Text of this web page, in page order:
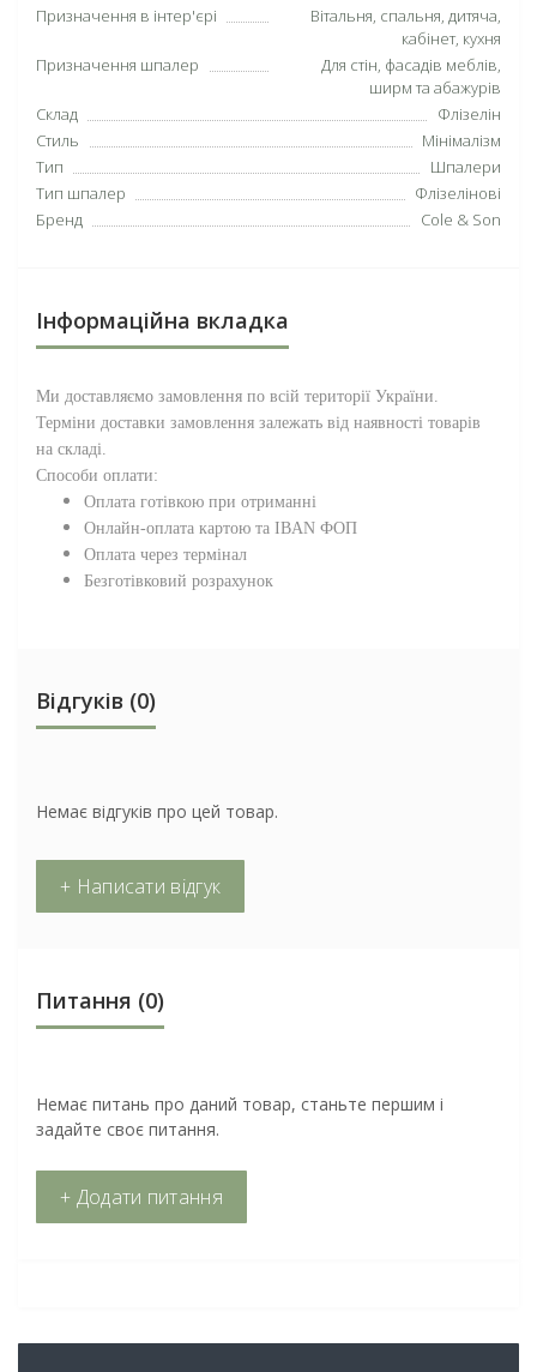
Призначення в інтер'єрі
Вітальня, спальня, дитяча,
кабінет, кухня
Призначення шпалер
Для стін, фасадів меблів,
ширм та абажурів
Склад
Флізелін
Стиль
Мінімалізм
Тип
Шпалери
Тип шпалер
Флізелінові
Бренд
Cole & Son
Інформаційна вкладка
Ми доставляємо замовлення по всій території України.
Терміни доставки замовлення залежать від наявності товарів
на складі.
Способи оплати:
Оплата готівкою при отриманні
Онлайн-оплата картою та IBAN ФОП
Оплата через термінал
Безготівковий розрахунок
Відгуків (0)
Немає відгуків про цей товар.
+ Написати відгук
Питання (0)
Немає питань про даний товар, станьте першим і
задайте своє питання.
+ Додати питання